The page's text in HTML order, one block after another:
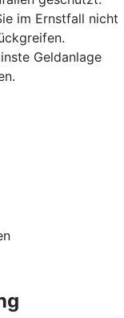
im Ernstfall nicht
Geldanlage